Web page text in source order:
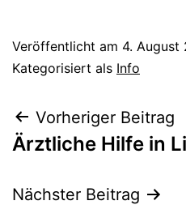
Veröffentlicht am 4. August
Kategorisiert als Info
Vorheriger Beitrag
Ärztliche Hilfe in
Nächster Beitrag